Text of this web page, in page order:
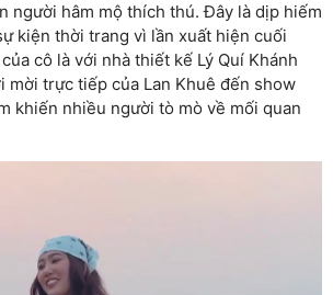
người hâm mộ thích thú. Đây là dịp hiếm
kiện thời trang vì lần xuất hiện cuối
cô là với nhà thiết kế Lý Quí Khánh
mời trực tiếp của Lan Khuê đến show
khiến nhiều người tò mò về mối quan